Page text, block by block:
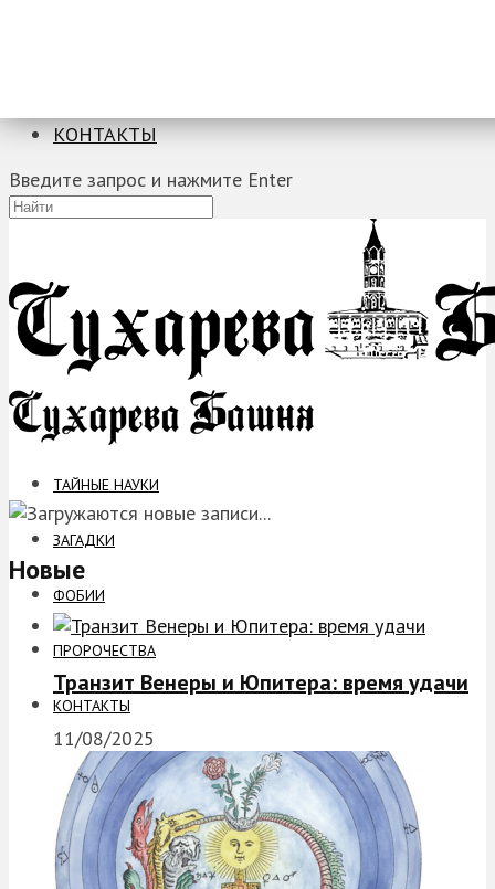
КОНТАКТЫ
Введите запрос и нажмите Enter
ТАЙНЫЕ НАУКИ
ЗАГАДКИ
ФОБИИ
ПРОРОЧЕСТВА
КОНТАКТЫ
Новые
Транзит Венеры и Юпитера: время удачи
11/08/2025